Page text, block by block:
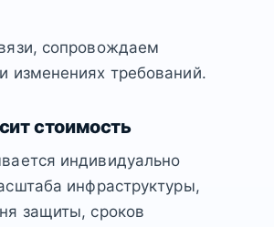
сопровождаем
изменениях требований.
стоимость
индивидуально
инфраструктуры,
защиты, сроков